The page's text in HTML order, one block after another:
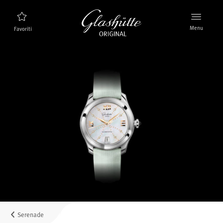
Favoriti Menu
Scoprire la collezione
Il marchio Glashütte Original
Per saperne di più sulla Manifattura
MyAccount
Serenade